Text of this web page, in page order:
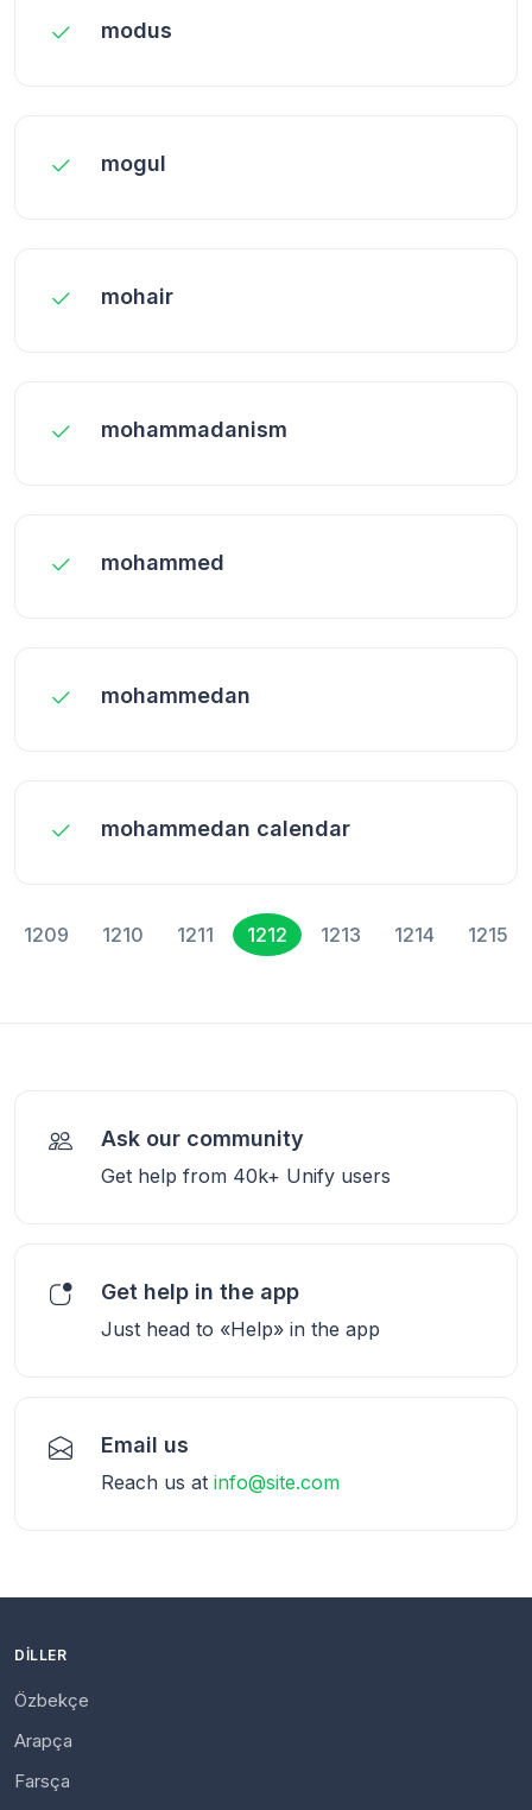
modus
mogul
mohair
mohammadanism
mohammed
mohammedan
mohammedan calendar
1209 1210 1211 1212 1213 1214 1215
Ask our community
Get help from 40k+ Unify users
Get help in the app
Just head to «Help» in the app
Email us
Reach us at info@site.com
DILLER
Özbekçe
Arapça
Farsça